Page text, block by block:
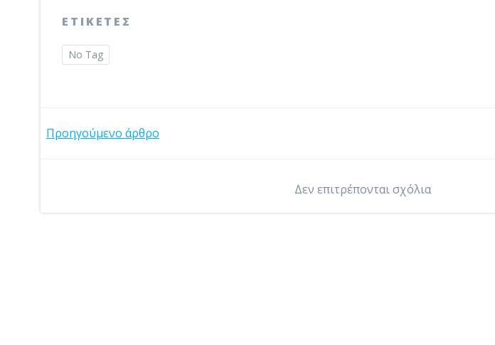
ΕΤΙΚΕΤΕΣ
No Tag
Post
Προηγούμενο άρθρο
navigation
Δεν επιτρέπονται σχόλια